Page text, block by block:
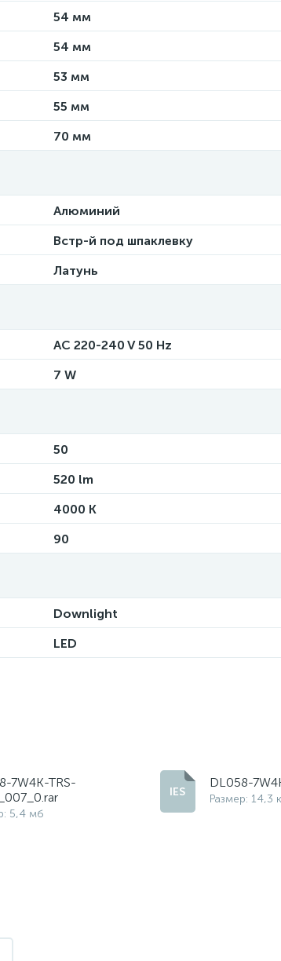
54 мм
54 мм
53 мм
55 мм
70 мм
Алюминий
Встр-й под шпаклевку
Латунь
AC 220-240 V 50 Hz
7 W
50
520 lm
4000 K
90
Downlight
LED
7W4K-TRS-
5,4 мб
DL058-
Размер: 14,3